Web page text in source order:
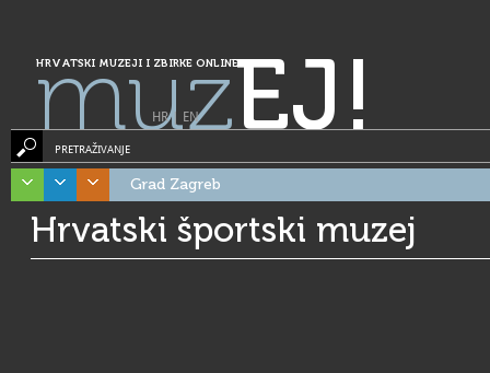
HRVATSKI MUZEJI I ZBIRKE ONLINE
muzEJ!
HR| EN
PRETRAŽIVANJE
Grad Zagreb
Hrvatski športski muzej